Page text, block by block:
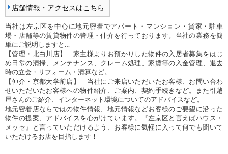
店舗情報・アクセスはこちら
当社は左京区を中心に地元密着でアパート・マンション・貸家・駐車
場・店舗等の賃貸物件の管理・仲介を行っております。当社の業務を簡
単にご説明しますと…
【管理・北白川店】 家主様よりお預かりした物件の入居者募集をはじ
め日常の清掃、メンテナンス、クレーム処理、家賃等の入金管理、退去
時の立会・リフォーム・清算など。
【仲介・京都大学前店】 当社にご来店いただいたお客様、お問い合わ
せいただいたお客様への物件紹介、ご案内、契約手続きなど。また引越
屋さんのご紹介、インターネット環境についてのアドバイスなど。
地元密着店ならではの物件情報、地元情報などお客様のご要望に沿った
物件の提案、アドバイスを心がけています。『左京区と言えばハウス・
メッセ』と言っていただけるよう、お客様に気軽に入って何でも聞いて
いただけるお店を目指します！